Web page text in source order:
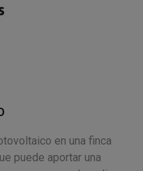
en una finca
puede aportar una